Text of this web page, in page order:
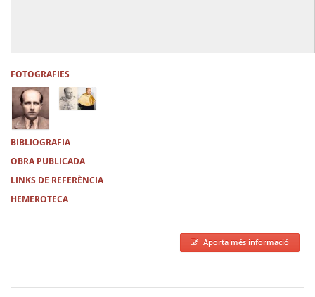
FOTOGRAFIES
BIBLIOGRAFIA
OBRA PUBLICADA
LINKS DE REFERÈNCIA
HEMEROTECA
Aporta més informació